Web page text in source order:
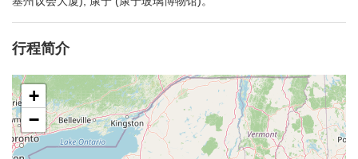
行程简介
+
−